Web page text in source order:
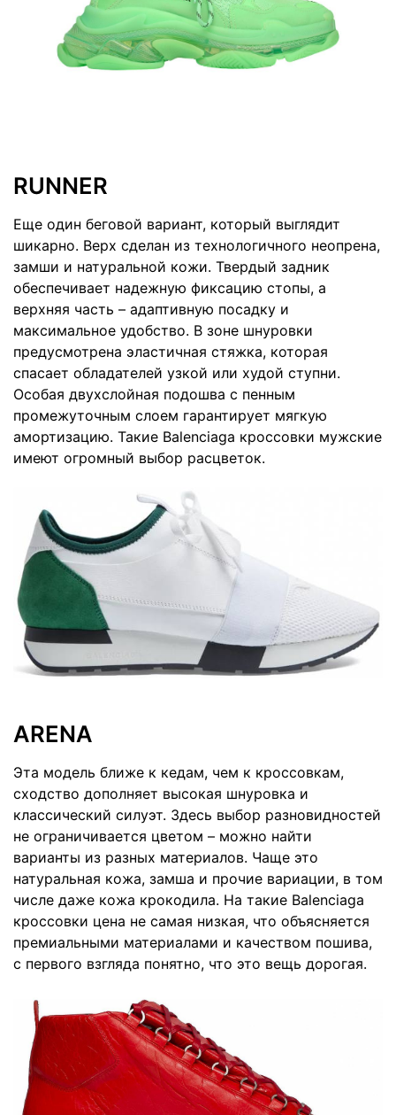
RUNNER
Еще один беговой вариант, который выглядит
шикарно. Верх сделан из технологичного неопрена,
замши и натуральной кожи. Твердый задник
обеспечивает надежную фиксацию стопы, а
верхняя часть – адаптивную посадку и
максимальное удобство. В зоне шнуровки
предусмотрена эластичная стяжка, которая
спасает обладателей узкой или худой ступни.
Особая двухслойная подошва с пенным
промежуточным слоем гарантирует мягкую
амортизацию. Такие Balenciaga кроссовки мужские
имеют огромный выбор расцветок.
ARENA
Эта модель ближе к кедам, чем к кроссовкам,
сходство дополняет высокая шнуровка и
классический силуэт. Здесь выбор разновидностей
не ограничивается цветом – можно найти
варианты из разных материалов. Чаще это
натуральная кожа, замша и прочие вариации, в том
числе даже кожа крокодила. На такие Balenciaga
кроссовки цена не самая низкая, что объясняется
премиальными материалами и качеством пошива,
с первого взгляда понятно, что это вещь дорогая.